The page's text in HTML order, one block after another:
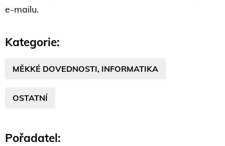
e-mailu.
Kategorie:
MĚKKÉ DOVEDNOSTI, INFORMATIKA
OSTATNÍ
Pořadatel: